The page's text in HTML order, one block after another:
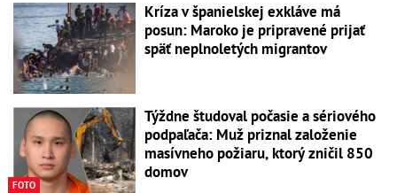
Kríza v španielskej exkláve má
posun: Maroko je pripravené prijať
späť neplnoletých migrantov
FOTO
Týždne študoval počasie a sériového
podpaľača: Muž priznal založenie
masívneho požiaru, ktorý zničil 850
domov